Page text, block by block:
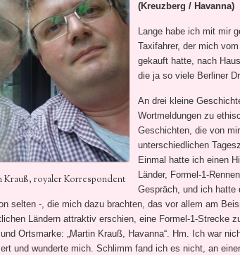
Krauß, royaler Korrespondent
(Kreuzberg / Havanna)
Lange habe ich mit mir
Taxifahrer, der mich
gekauft hatte, nach
die ja so viele Berliner
An drei kleine
Wortmeldungen zu
Geschichten, die von
unterschiedlichen
Einmal hatte ich einen
Länder, Formel-1-
Gespräch, und ich hatte
selten -, die mich dazu brachten, das vor allem am
Ländern attraktiv erschien, eine Formel-1-Strecke
Ortsmarke: „Martin Krauß, Havanna“. Hm. Ich war
und wunderte mich. Schlimm fand ich es nicht, an